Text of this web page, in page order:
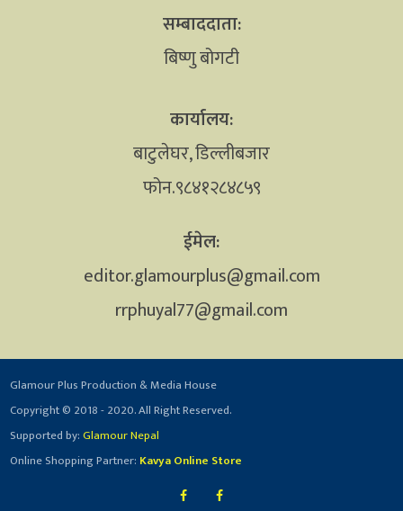
सम्बाददाता:
बिष्णु बोगटी
कार्यालय:
बाटुलेघर, डिल्लीबजार
फोन.९८४१२८४८५९
ईमेल:
editor.glamourplus@gmail.com
rrphuyal77@gmail.com
Glamour Plus Production & Media House
Copyright © 2018 - 2020. All Right Reserved.
Supported by:Glamour Nepal
Online Shopping Partner: Kavya Online Store